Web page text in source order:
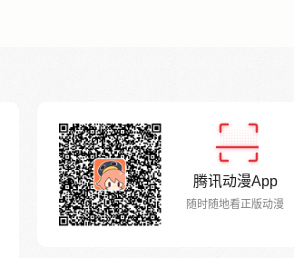
腾讯动漫App
随时随地看正版动漫